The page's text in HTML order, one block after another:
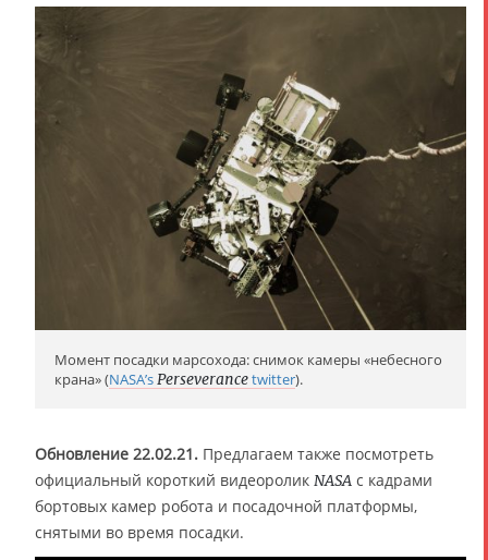
Момент посадки марсохода: снимок камеры «небесного
крана» (NASA’sPerseverancetwitter).
Обновление 22.02.21. Предлагаем также посмотреть
официальный короткий видеоролик NASA с кадрами
бортовых камер робота и посадочной платформы,
снятыми во время посадки.